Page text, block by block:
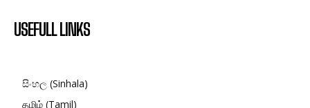
USEFULL LINKS
සිංහල (Sinhala)
தமிழ் (Tamil)